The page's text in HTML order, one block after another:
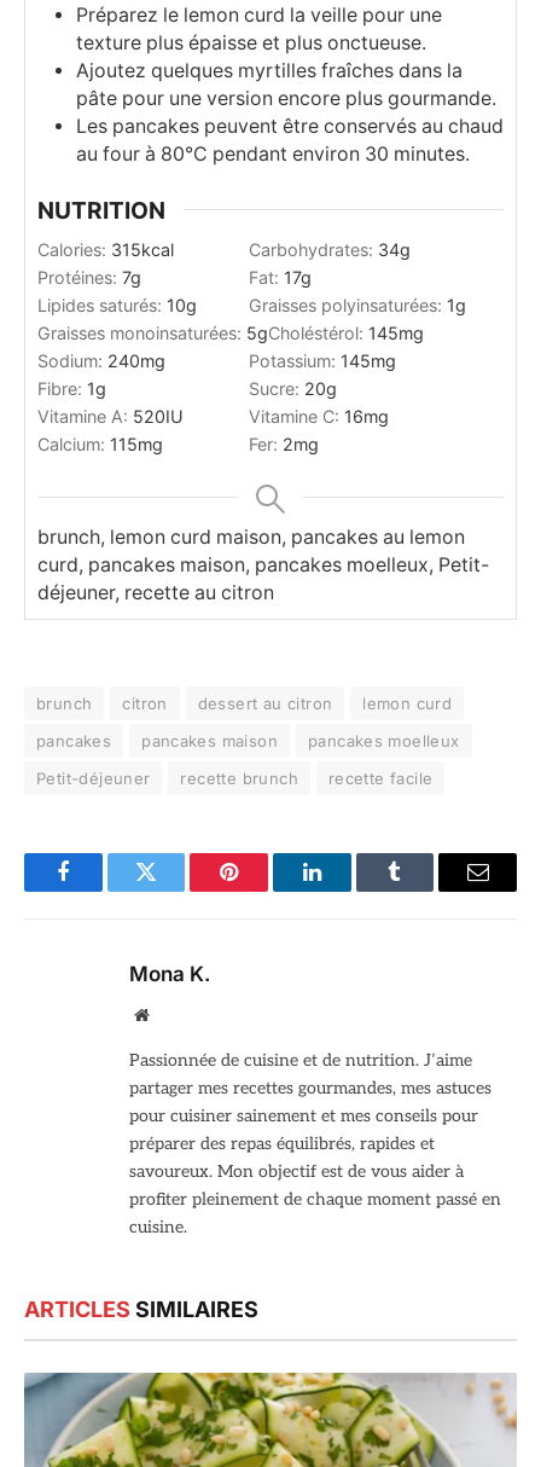
Préparez le lemon curd la veille pour une
texture plus épaisse et plus onctueuse.
Ajoutez quelques myrtilles fraîches dans la
pâte pour une version encore plus gourmande.
Les pancakes peuvent être conservés au chaud
au four à 80°C pendant environ 30 minutes.
NUTRITION
Calories: 315kcal Carbohydrates: 34g
Protéines: 7g Fat: 17g
Lipides saturés: 10g Graisses polyinsaturées: 1g
Graisses monoinsaturées: 5gCholéstérol: 145mg
Sodium: 240mg Potassium: 145mg
Fibre: 1g Sucre: 20g
Vitamine A: 520IU Vitamine C: 16mg
Calcium: 115mg Fer: 2mg
brunch, lemon curd maison, pancakes au lemon
curd, pancakes maison, pancakes moelleux, Petit-
déjeuner, recette au citron
brunch citron dessert au citron
lemon curd
pancakes
pancakes maison
pancakes moelleux
Petit-déjeuner
recette brunch recette facile
FacebookTwitter Pinterest LinkedInTumblr Email
Mona K.
Site
Passionnée de cuisine et de nutrition. J’aime
partager mes recettes gourmandes, mes astuces
pour cuisiner sainement et mes conseils pour
préparer des repas équilibrés, rapides et
savoureux. Mon objectif est de vous aider à
profiter pleinement de chaque moment passé en
cuisine.
ARTICLES SIMILAIRES